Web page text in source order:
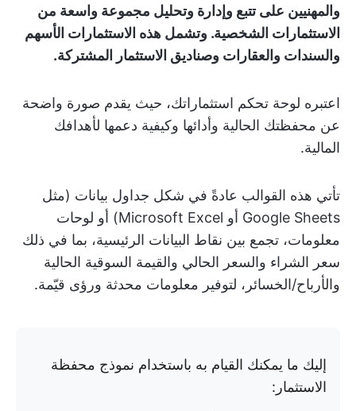
والمهنيين على تتبع وإدارة وتحليل مجموعة واسعة من
الاستثمارات الشخصية. وتشمل هذه الاستثمارات الأسهم
والسندات والعقارات وصناديق الاستثمار المشتركة.
اعتبره لوحة تحكم استثماراتك، حيث يقدم صورة واضحة
عن محفظتك الحالية وأدائها وكيفية دعمها لأهدافك
المالية.
تأتي هذه القوالب عادةً في شكل جداول بيانات (مثل
Google Sheets أو Microsoft Excel) أو لوحات
معلومات، تجمع بين نقاط البيانات الرئيسية، بما في ذلك
سعر الشراء والسعر الحالي والقيمة السوقية الحالية
والأرباح/الخسائر، لتوفير معلومات محدثة ورؤى قيّمة.
إليك ما يمكنك القيام به باستخدام نموذج محفظة
الاستثمار: